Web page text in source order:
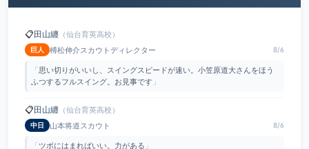
📋田山纏 （仙台育英高校）
巨人 榑松伸介スカウトディレクター 8/6
「思い切りがいいし、スイングスピードが速い。小笠原道大さんをほう
ふつするフルスイング。お見事です 」
📋田山纏 （仙台育英高校）
中日 山本将道スカウト 8/6
「ツボにはまればいい。力がある 」